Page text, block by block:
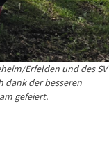
Erfelden und des SV
dank der besseren
gefeiert.